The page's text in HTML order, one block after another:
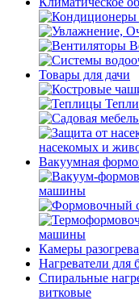
Товары для дачи
насекомых и
Вакуумная
машины
машины
Камеры
Нагреватели для
Спиральные
витковые